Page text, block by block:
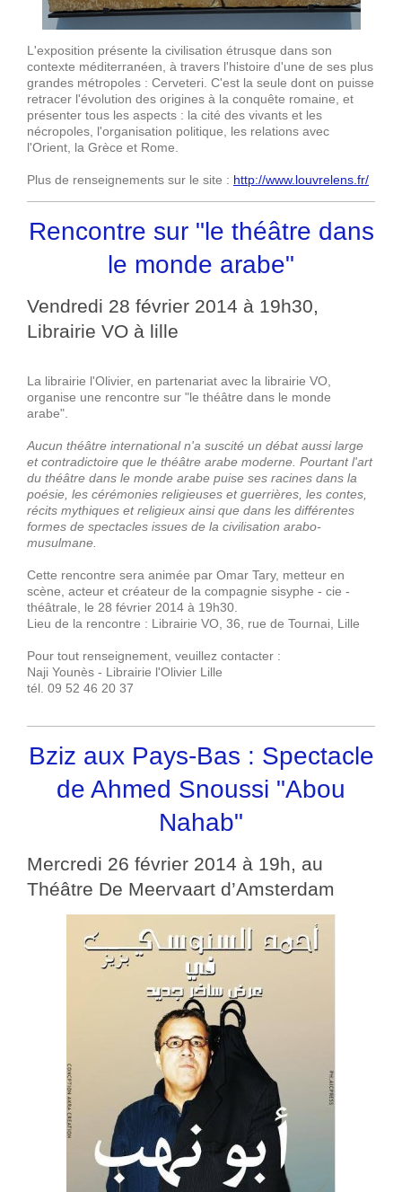
L'exposition présente la civilisation étrusque dans son
contexte méditerranéen, à travers l'histoire d'une de ses plus
grandes métropoles : Cerveteri. C'est la seule dont on puisse
retracer l'évolution des origines à la conquête romaine, et
présenter tous les aspects : la cité des vivants et les
nécropoles, l'organisation politique, les relations avec
l'Orient, la Grèce et Rome.
Plus de renseignements sur le site : http://www.louvrelens.fr/
Rencontre sur "le théâtre dans
le monde arabe"
Vendredi 28 février 2014 à 19h30,
Librairie VO à lille
La librairie l'Olivier, en partenariat avec la librairie VO,
organise une rencontre sur "le théâtre dans le monde
arabe".
Aucun théâtre international n'a suscité un débat aussi large
et contradictoire que le théâtre arabe moderne. Pourtant l'art
du théâtre dans le monde arabe puise ses racines dans la
poésie, les cérémonies religieuses et guerrières, les contes,
récits mythiques et religieux ainsi que dans les différentes
formes de spectacles issues de la civilisation arabo-
musulmane.
Cette rencontre sera animée par Omar Tary, metteur en
scène, acteur et créateur de la compagnie sisyphe - cie -
théâtrale, le 28 février 2014 à 19h30.
Lieu de la rencontre : Librairie VO, 36, rue de Tournai, Lille
Pour tout renseignement, veuillez contacter :
Naji Younès - Librairie l'Olivier Lille
tél. 09 52 46 20 37
Bziz aux Pays-Bas : Spectacle
de Ahmed Snoussi "Abou
Nahab"
Mercredi 26 février 2014 à 19h, au
Théâtre De Meervaart d’Amsterdam